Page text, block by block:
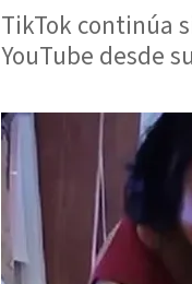
TikTok continúa
YouTube desde